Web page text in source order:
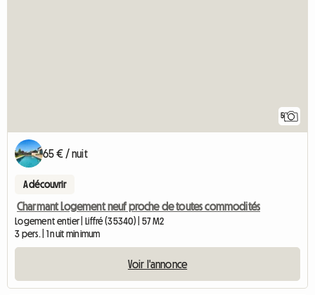
5
65 € / nuit
A découvrir
Charmant Logement neuf proche de toutes commodités
Logement entier | Liffré (35340) | 57 M2
3 pers. | 1 nuit minimum
Voir l'annonce